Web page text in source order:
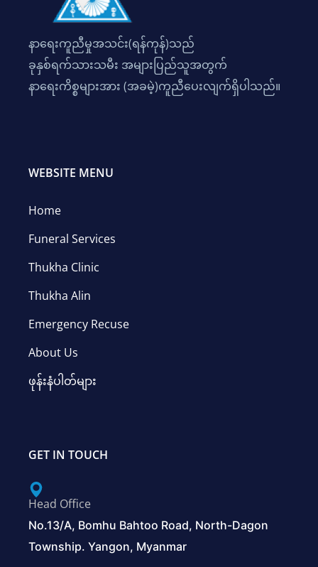
နာရေးကူညီမှုအသင်း(ရန်ကုန်)သည်
ခုနှစ်ရက်သားသမီး အများပြည်သူအတွက်
နာရေးကိစ္စများအား (အခမဲ့)ကူညီပေးလျက်ရှိပါသည်။
WEBSITE MENU
Home
Funeral Services
Thukha Clinic
Thukha Alin
Emergency Recuse
About Us
ဖုန်းနံပါတ်များ
GET IN TOUCH
Head Office
No.13/A, Bomhu Bahtoo Road, North-Dagon
Township. Yangon, Myanmar